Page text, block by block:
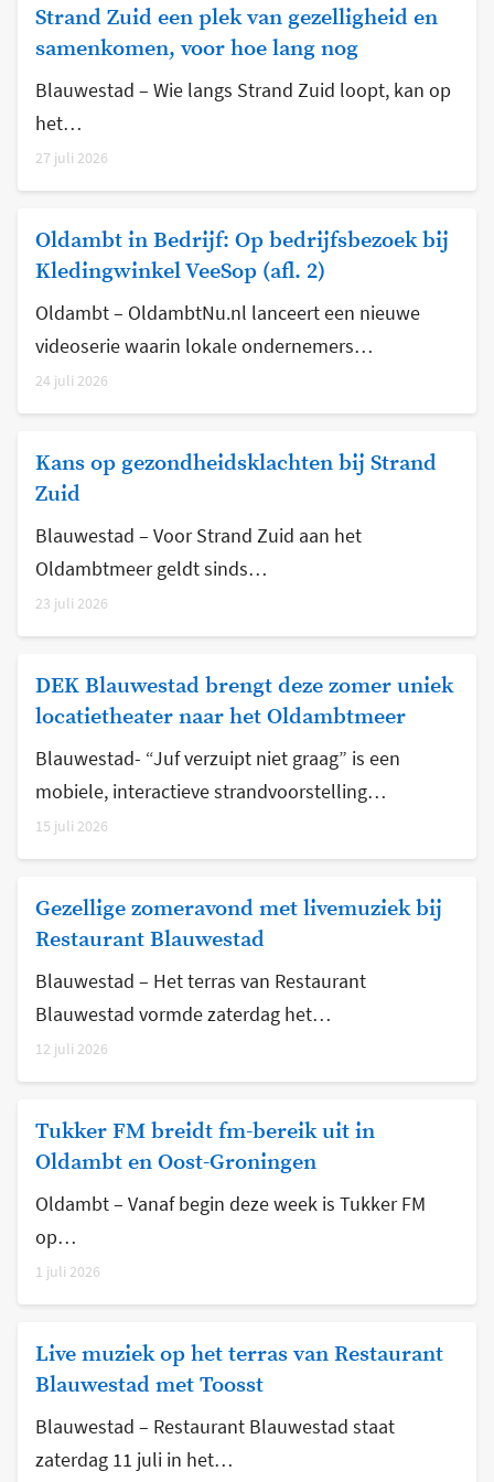
Strand Zuid een plek van gezelligheid en
samenkomen, voor hoe lang nog
Blauwestad – Wie langs Strand Zuid loopt, kan op
het…
27 juli 2026
Oldambt in Bedrijf: Op bedrijfsbezoek bij
Kledingwinkel VeeSop (afl. 2)
Oldambt – OldambtNu.nl lanceert een nieuwe
videoserie waarin lokale ondernemers…
24 juli 2026
Kans op gezondheidsklachten bij Strand
Zuid
Blauwestad – Voor Strand Zuid aan het
Oldambtmeer geldt sinds…
23 juli 2026
DEK Blauwestad brengt deze zomer uniek
locatietheater naar het Oldambtmeer
Blauwestad- “Juf verzuipt niet graag” is een
mobiele, interactieve strandvoorstelling…
15 juli 2026
Gezellige zomeravond met livemuziek bij
Restaurant Blauwestad
Blauwestad – Het terras van Restaurant
Blauwestad vormde zaterdag het…
12 juli 2026
Tukker FM breidt fm-bereik uit in
Oldambt en Oost-Groningen
Oldambt – Vanaf begin deze week is Tukker FM
op…
1 juli 2026
Live muziek op het terras van Restaurant
Blauwestad met Toosst
Blauwestad – Restaurant Blauwestad staat
zaterdag 11 juli in het…